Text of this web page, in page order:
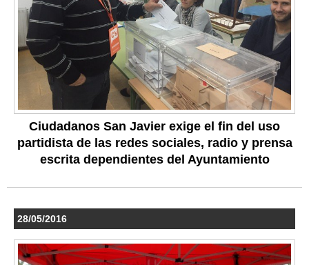
Ciudadanos San Javier exige el fin del uso
partidista de las redes sociales, radio y prensa
escrita dependientes del Ayuntamiento
28/05/2016